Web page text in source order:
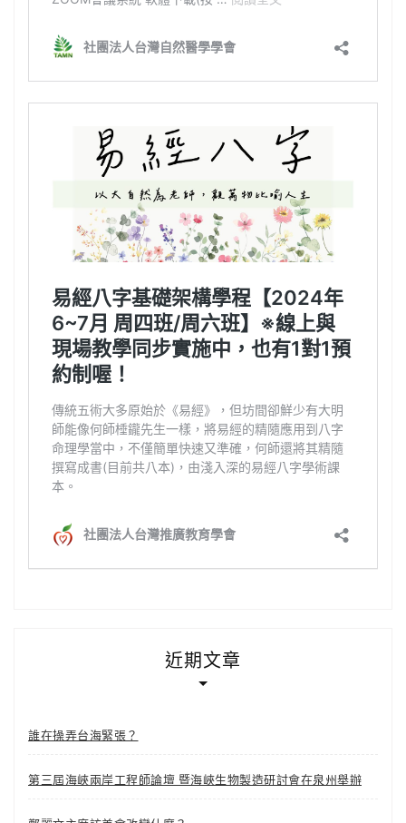
近期文章
誰在操弄台海緊張？
第三屆海峽兩岸工程師論壇 暨海峽生物製造研討會在泉州舉辦